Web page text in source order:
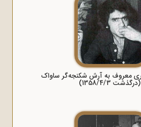
معروف به آرش شکنجه‌گر ساواک
(درگذشت 1358/4/3)